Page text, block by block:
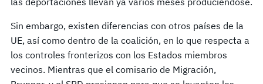
Sin embargo, existen diferencias con otros países de la
UE, así como dentro de la coalición, en lo que respecta a
los controles fronterizos con los Estados miembros
vecinos. Mientras que el comisario de Migración,